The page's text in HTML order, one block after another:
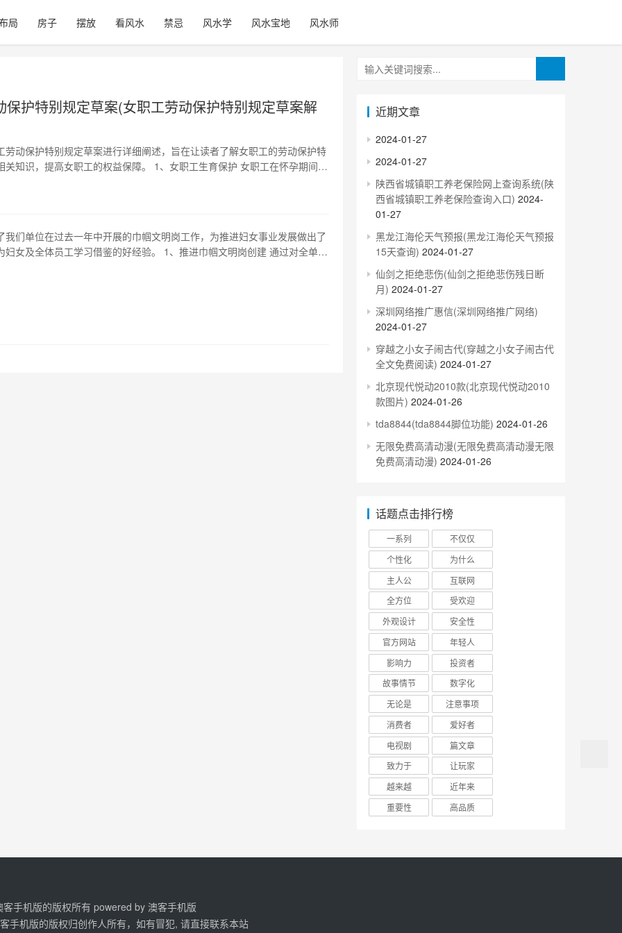
局 房子 摆放 看风水 禁忌 风水学 风水宝地 风水师
保护特别规定草案(女职工劳动保护特别规定草案解
劳动保护特别规定草案进行详细阐述，旨在让读者了解女职工的劳动保护特
关知识，提高女职工的权益保障。 1、女职工生育保护 女职工在怀孕期间、
据员工的体检报告，调整其工作岗位、工作内容和工作强度，对于不能继续
我们单位在过去一年中开展的巾帼文明岗工作，为推进妇女事业发展做出了
妇女及全体员工学习借鉴的好经验。 1、推进巾帼文明岗创建 通过对全单位
近期文章
2024-01-27
2024-01-27
陕西省城镇职工养老保险网上查询系统(陕
西省城镇职工养老保险查询入口) 2024-
01-27
黑龙江海伦天气预报(黑龙江海伦天气预报
15天查询) 2024-01-27
仙剑之拒绝悲伤(仙剑之拒绝悲伤残日断
月) 2024-01-27
深圳网络推广惠信(深圳网络推广网络)
2024-01-27
穿越之小女子闹古代(穿越之小女子闹古代
全文免费阅读) 2024-01-27
北京现代悦动2010款(北京现代悦动2010
款图片) 2024-01-26
tda8844(tda8844脚位功能) 2024-01-26
无限免费高清动漫(无限免费高清动漫无限
免费高清动漫) 2024-01-26
话题点击排行榜
一系列
不仅仅
个性化
为什么
主人公
互联网
全方位
受欢迎
外观设计
安全性
官方网站
年轻人
影响力
投资者
故事情节
数字化
无论是
注意事项
消费者
爱好者
电视剧
篇文章
致力于
让玩家
越来越
近年来
重要性
高品质
手机版的版权所有 powered by 澳客手机版
手机版的版权归创作人所有，如有冒犯, 请直接联系本站